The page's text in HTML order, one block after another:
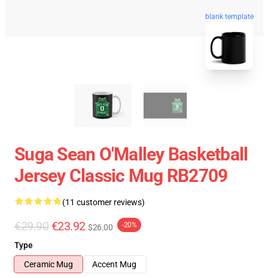
blank template
Suga Sean O'Malley Basketball
Jersey Classic Mug RB2709
(11 customer reviews)
€29.90 €23.92 $26.00 -20%
Type
Ceramic Mug
Accent Mug